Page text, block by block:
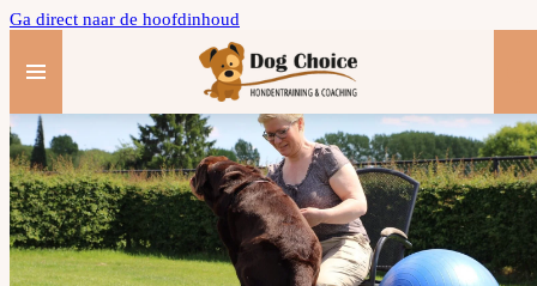
Ga direct naar de hoofdinhoud